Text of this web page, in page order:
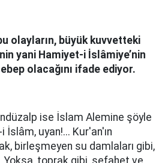
olayların, büyük kuvvetteki
yani Hamiyet-i İslâmiye’nin
olacağını ifade ediyor.
ise İslam Alemine şöyle
İslâm, uyan!... Kur'an'ın
birleşmeyen su damlaları gibi,
toprak gibi, sefahet ve